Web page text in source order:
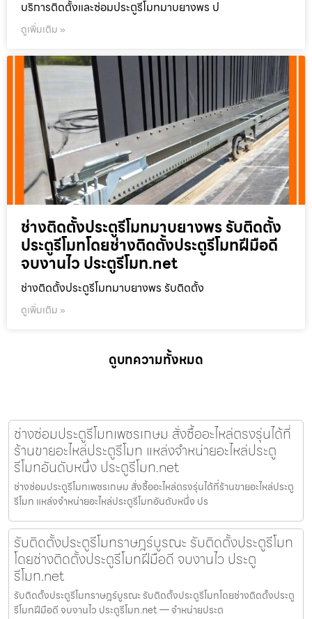
บริการติดตั้งและซ่อมประตูรีโมทมาบยางพร ป
ดูเพิ่มเติม »
ช่างติดตั้งประตูรีโมทมาบยางพร รับติดตั้ง
ประตูรีโมทโดยช่างติดตั้งประตูรีโมทฝีมือดี
จบงานไว ประตูรีโมท.net
ช่างติดตั้งประตูรีโมทมาบยางพร รับติดตั้ง
ดูเพิ่มเติม »
ดูบทความทั้งหมด
ช่างซ่อมประตูรีโมทเพชรเกษม สั่งซื้ออะไหล่ตรงรุ่นได้ที่
ร้านขายอะไหล่ประตูรีโมท แหล่งจำหน่ายอะไหล่ประตู
รีโมทอันดับหนึ่ง ประตูรีโมท.net
ช่างซ่อมประตูรีโมทเพชรเกษม สั่งซื้ออะไหล่ตรงรุ่นได้ที่ร้านขายอะไหล่ประตู
รีโมท แหล่งจำหน่ายอะไหล่ประตูรีโมทอันดับหนึ่ง ปร
รับติดตั้งประตูรีโมทราษฎร์บูรณะ รับติดตั้งประตูรีโมท
โดยช่างติดตั้งประตูรีโมทฝีมือดี จบงานไว ประตู
รีโมท.net
รับติดตั้งประตูรีโมทราษฎร์บูรณะ รับติดตั้งประตูรีโมทโดยช่างติดตั้งประตู
รีโมทฝีมือดี จบงานไว ประตูรีโมท.net — จำหน่ายประต